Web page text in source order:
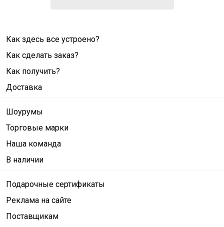
Как здесь все устроено?
Как сделать заказ?
Как получить?
Доставка
Шоурумы
Торговые марки
Наша команда
В наличии
Подарочные сертификаты
Реклама на сайте
Поставщикам